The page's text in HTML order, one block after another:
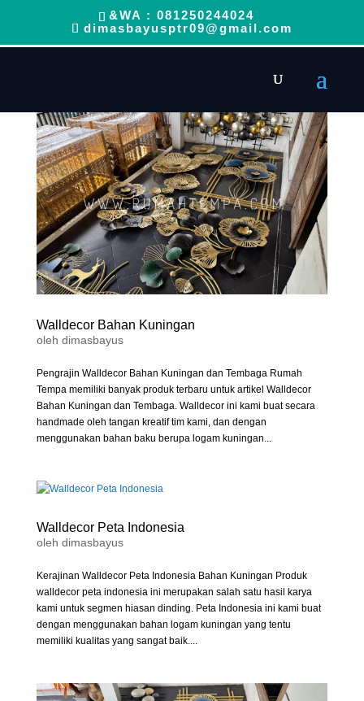
&WA : 081250244024
dimasbayusptr09@gmail.com
Walldecor Bahan Kuningan
oleh dimasbayus
Pengrajin Walldecor Bahan Kuningan dan Tembaga Rumah
Tempa memiliki banyak produk terbaru untuk artikel Walldecor
Bahan Kuningan dan Tembaga. Walldecor ini kami buat secara
handmade oleh tangan kreatif tim kami, dan dengan
menggunakan bahan baku berupa logam kuningan...
Walldecor Peta Indonesia
oleh dimasbayus
Kerajinan Walldecor Peta Indonesia Bahan Kuningan Produk
walldecor peta indonesia ini merupakan salah satu hasil karya
kami untuk segmen hiasan dinding. Peta Indonesia ini kami buat
dengan menggunakan bahan logam kuningan yang tentu
memiliki kualitas yang sangat baik....